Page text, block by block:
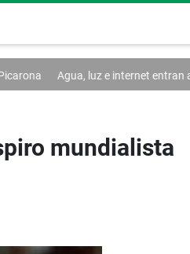
luz e internet entran al debate de
mundialista